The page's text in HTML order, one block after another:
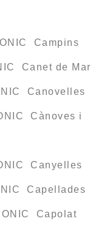
Campins
Canet de Mar
Canovelles
Cànoves i
Canyelles
Capellades
Capolat